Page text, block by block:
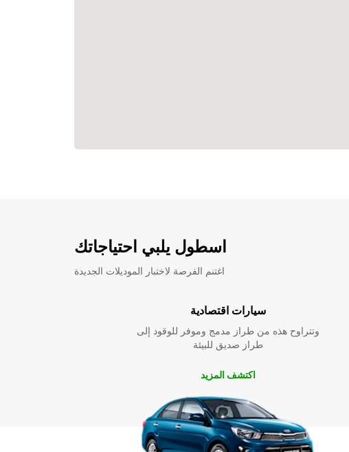
اسطول يلبي احتياجاتك
اغتنم الفرصة لاختبار الموديلات الجديدة
سيارات اقتصادية
وتتراوح هذه من طراز مدمج وموفر للوقود إلى
طراز صديق للبيئة
اكتشف المزيد